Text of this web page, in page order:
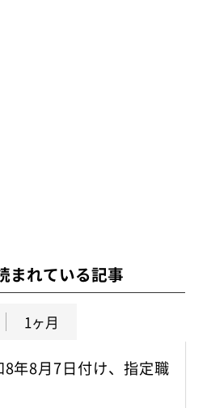
まれている記事
1ヶ月
年8月7日付け、指定職